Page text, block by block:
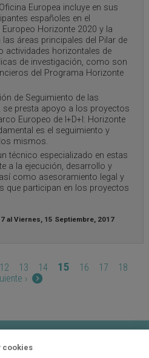
Europea incluye en sus
españoles en el
Horizonte 2020 y la
áreas principales del Pilar de
actividades horizontales de
de investigación, como son
del Programa Horizonte
de Seguimiento de las
se presta apoyo a los proyectos
Europeo de I+D+I: Horizonte
es el seguimiento y
mismos.
técnico especializado en estas
a la ejecución, desarrollo y
como asesoramiento legal y
que participan en los proyectos
al Viernes, 15 Septiembre, 2017
12 13 14 15 16 17
18
›
cookies